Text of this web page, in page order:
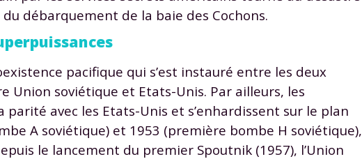
du débarquement de la baie des Cochons.
pacifique qui s’est instauré entre les deux
Union soviétique et Etats-Unis. Par ailleurs, les
avec les Etats-Unis et s’enhardissent sur le plan
A soviétique) et 1953 (première bombe H soviétique),
le lancement du premier Spoutnik (1957), l’Union